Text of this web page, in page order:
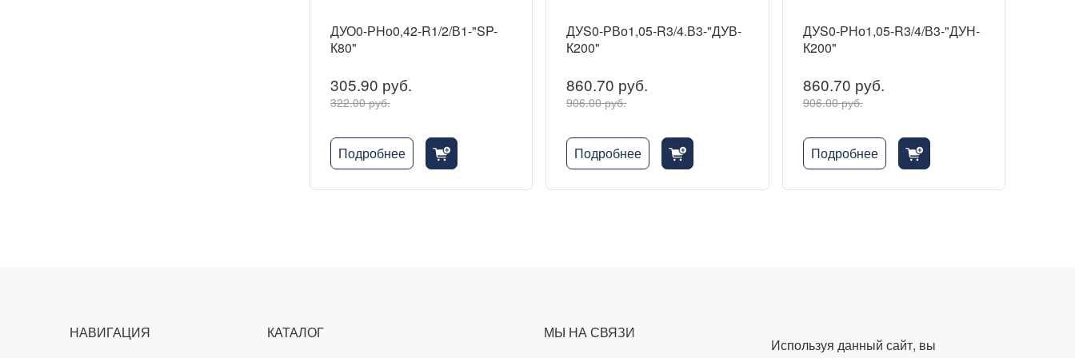
ДУО0-РHо0,42-R1/2/В1-"SP-
К80"
305.90 руб.
322.00 руб.
Подробнее cart_fill_badge_plus
ДУS0-РВо1,05-R3/4.В3-"ДУВ-
К200"
860.70 руб.
906.00 руб.
Подробнее cart_fill_badge_plus
ДУS0-РНо1,05-R3/4/В3-"ДУН-
К200"
860.70 руб.
906.00 руб.
Подробнее cart_fill_badge_plus
НАВИГАЦИЯ КАТАЛОГ МЫ НА СВЯЗИ
Используя данный сайт, вы